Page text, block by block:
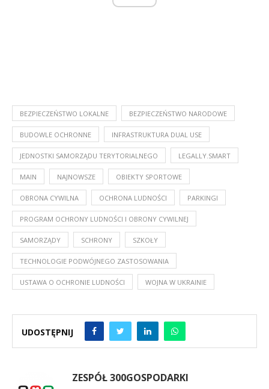
BEZPIECZEŃSTWO LOKALNE BEZPIECZEŃSTWO NARODOWE
BUDOWLE OCHRONNE INFRASTRUKTURA DUAL USE
JEDNOSTKI SAMORZĄDU TERYTORIALNEGO LEGALLY.SMART
MAIN NAJNOWSZE OBIEKTY SPORTOWE
OBRONA CYWILNA OCHRONA LUDNOŚCI PARKINGI
PROGRAM OCHRONY LUDNOŚCI I OBRONY CYWILNEJ
SAMORZĄDY SCHRONY SZKOŁY
TECHNOLOGIE PODWÓJNEGO ZASTOSOWANIA
USTAWA O OCHRONIE LUDNOŚCI WOJNA W UKRAINIE
UDOSTĘPNIJ
ZESPÓŁ 300GOSPODARKI